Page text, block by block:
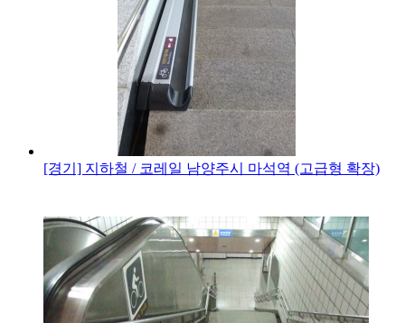
[경기] 지하철 / 코레일 남양주시 마석역 (고급형 확장)